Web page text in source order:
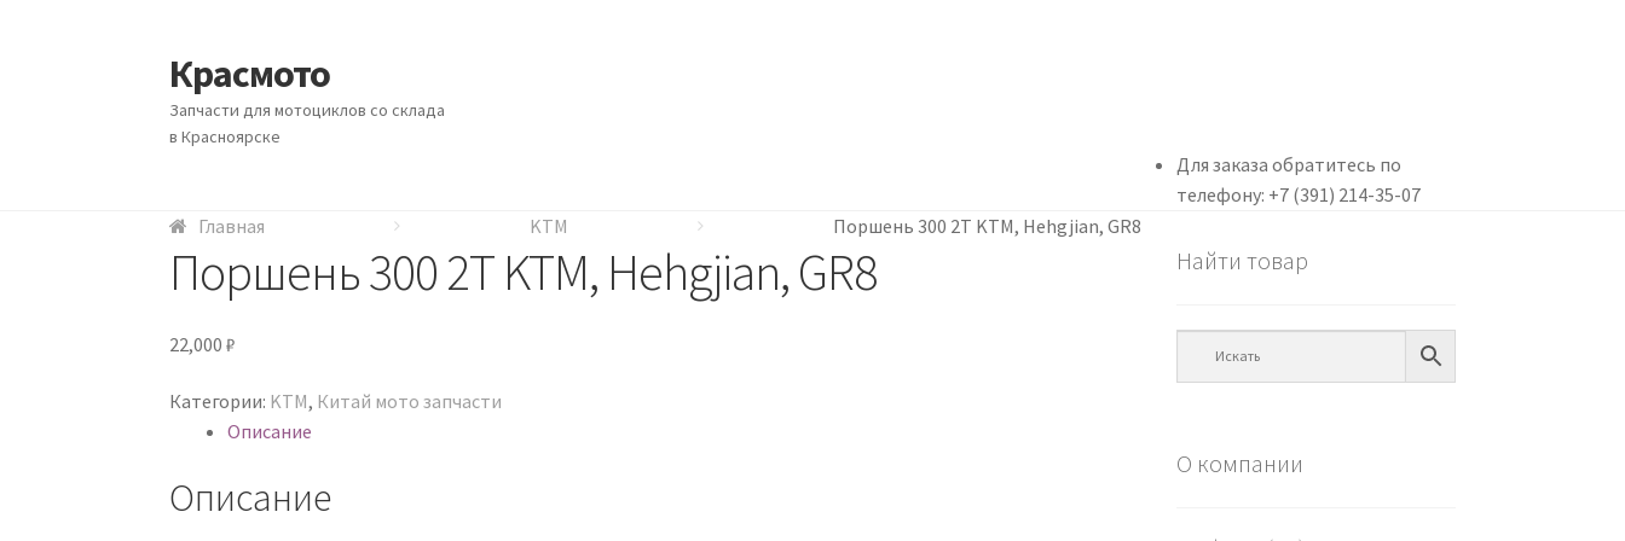
Перейти к навигации
Перейти к содержимому
Красмото
Запчасти для мотоциклов со склада
в Красноярске
Для заказа обратитесь по
телефону: +7 (391) 214-35-07
Главная
KTM Поршень 300 2Т KTM, Hehgjian, GR8
Поршень 300 2Т KTM, Hehgjian, GR8
22,000₽
Категории: KTM, Китай мото запчасти
Описание
Описание
Найти товар
О компании